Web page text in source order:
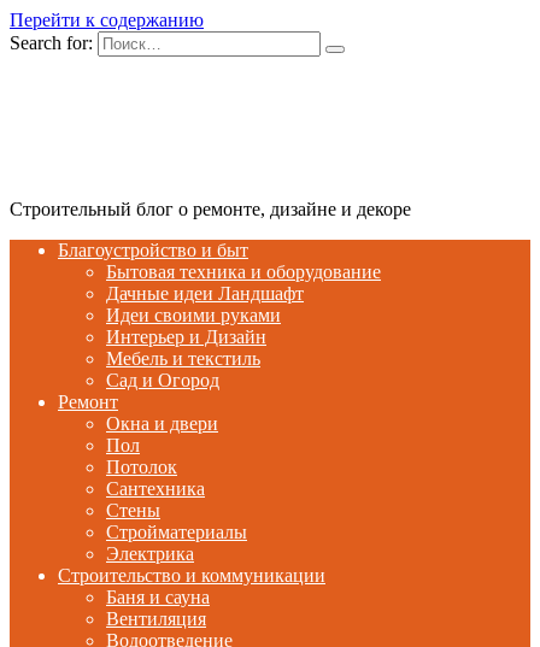
Перейти к содержанию
Search for:
Строительный блог о ремонте, дизайне и декоре
Благоустройство и быт
Бытовая техника и оборудование
Дачные идеи Ландшафт
Идеи своими руками
Интерьер и Дизайн
Мебель и текстиль
Сад и Огород
Ремонт
Окна и двери
Пол
Потолок
Сантехника
Стены
Стройматериалы
Электрика
Строительство и коммуникации
Баня и сауна
Вентиляция
Водоотведение